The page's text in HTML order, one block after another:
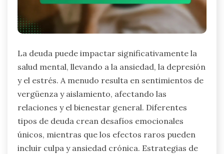
La deuda puede impactar significativamente la
salud mental, llevando a la ansiedad, la depresión
y el estrés. A menudo resulta en sentimientos de
vergüenza y aislamiento, afectando las
relaciones y el bienestar general. Diferentes
tipos de deuda crean desafíos emocionales
únicos, mientras que los efectos raros pueden
incluir culpa y ansiedad crónica. Estrategias de